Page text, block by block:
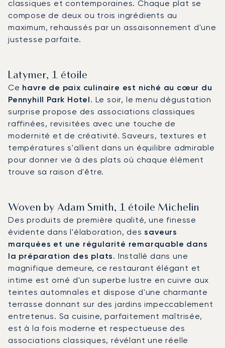
classiques et contemporaines. Chaque plat se
compose de deux ou trois ingrédients au
maximum, rehaussés par un assaisonnement d'une
justesse parfaite.
Latymer, 1 étoile
Ce havre de paix culinaire est niché au cœur du
Pennyhill Park Hotel. Le soir, le menu dégustation
surprise propose des associations classiques
raffinées, revisitées avec une touche de
modernité et de créativité. Saveurs, textures et
températures s'allient dans un équilibre admirable
pour donner vie à des plats où chaque élément
trouve sa raison d'être.
Woven by Adam Smith, 1 étoile Michelin
Des produits de première qualité, une finesse
évidente dans l'élaboration, dessaveurs
marquées et une régularité remarquable dans
la préparation des plats. Installé dans une
magnifique demeure, ce restaurant élégant et
intime est orné d'un superbe lustre en cuivre aux
teintes automnales et dispose d'une charmante
terrasse donnant sur des jardins impeccablement
entretenus. Sa cuisine, parfaitement maîtrisée,
est à la fois moderne et respectueuse des
associations classiques, révélant une réelle